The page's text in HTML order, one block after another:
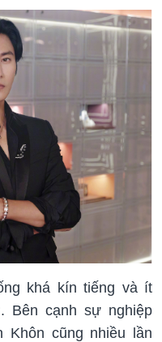
khá kín tiếng và ít
Bên cạnh sự nghiệp
Khôn cũng nhiều lần